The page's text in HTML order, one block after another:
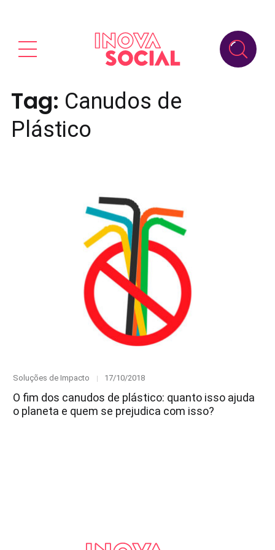
Tag: Canudos de
Plástico
Category
Soluções de Impacto
Posted
17/10/2018
O fim dos canudos de plástico: quanto isso ajuda
o planeta e quem se prejudica com isso?